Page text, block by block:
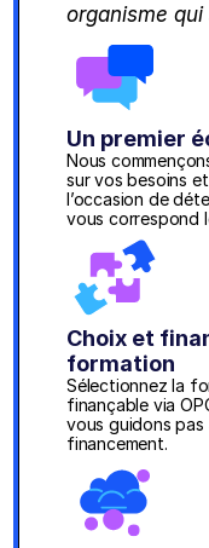
organisme
Un premier
Nous
sur vos besoins
l’occasion de
vous correspond
Choix et
formation
Sélectionnez la
finançable via
vous guidons
financement.